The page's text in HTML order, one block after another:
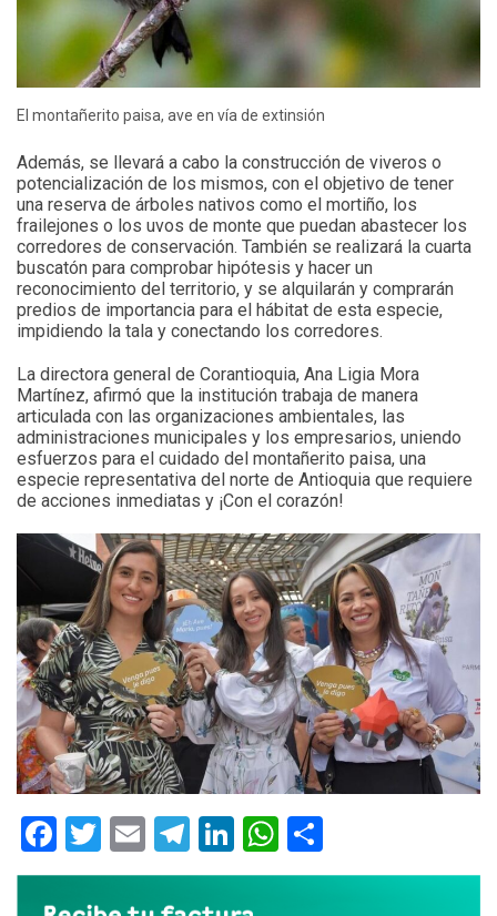
El montañerito paisa, ave en vía de extinsión
Además, se llevará a cabo la construcción de viveros o
potencialización de los mismos, con el objetivo de tener
una reserva de árboles nativos como el mortiño, los
frailejones o los uvos de monte que puedan abastecer los
corredores de conservación. También se realizará la cuarta
buscatón para comprobar hipótesis y hacer un
reconocimiento del territorio, y se alquilarán y comprarán
predios de importancia para el hábitat de esta especie,
impidiendo la tala y conectando los corredores.
La directora general de Corantioquia, Ana Ligia Mora
Martínez, afirmó que la institución trabaja de manera
articulada con las organizaciones ambientales, las
administraciones municipales y los empresarios, uniendo
esfuerzos para el cuidado del montañerito paisa, una
especie representativa del norte de Antioquia que requiere
de acciones inmediatas y ¡Con el corazón!
Facebook
Twitter
EmailTelegram
LinkedIn
WhatsApp